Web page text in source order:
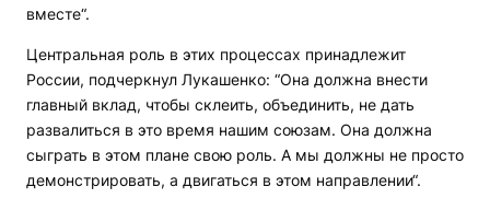
вместе“.
Центральная роль в этих процессах принадлежит
России, подчеркнул Лукашенко: “Она должна внести
главный вклад, чтобы склеить, объединить, не дать
развалиться в это время нашим союзам. Она должна
сыграть в этом плане свою роль. А мы должны не просто
демонстрировать, а двигаться в этом направлении“.